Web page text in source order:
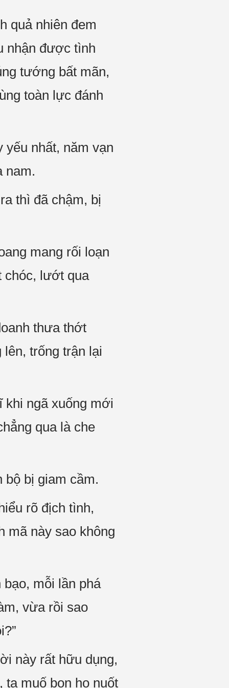
quả nhiên đem
nhận được tình
tướng bất mãn,
toàn lực đánh
yếu nhất, năm vạn
nam.
thì đã chậm, bị
mang rối loạn
chóc, lướt qua
thưa thớt
trống trận lại
khi ngã xuống mới
qua là che
bộ bị giam cầm.
rõ địch tình,
mã này sao không
mỗi lần phá
vừa rồi sao
này rất hữu dụng,
muố bọn họ nuốt